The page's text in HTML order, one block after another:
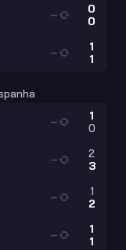
0
0
—
1
1
—
1
0
—
2
3
—
1
2
—
1
1
—